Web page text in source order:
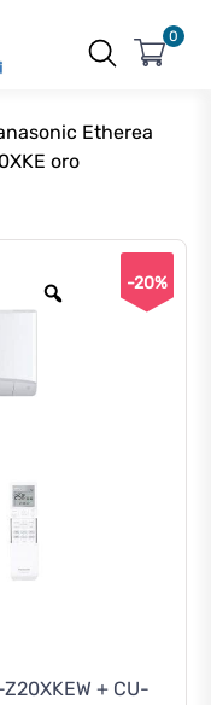
0
Etherea
oro
-20%
+ CU-